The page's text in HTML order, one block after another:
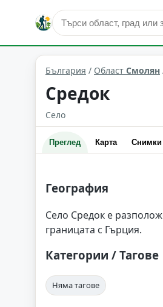
Средок Област: Смолян
България / Област Смолян
Средок
Село
Преглед Карта Снимки
География
Село Средок е
границата с Гърция.
Категории / Тагове
Няма тагове